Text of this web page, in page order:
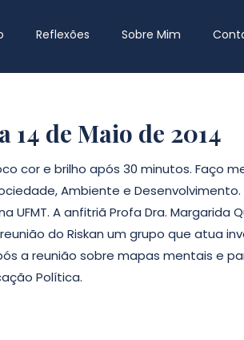
Reflexões Sobre Mim
14 de Maio de 2014
cor e brilho após 30 minutos. Faço
Ambiente e
UFMT. A anfitriã Profa Dra. Margarida
do Riskan um grupo que atua
a reunião sobre mapas mentais e
Política.